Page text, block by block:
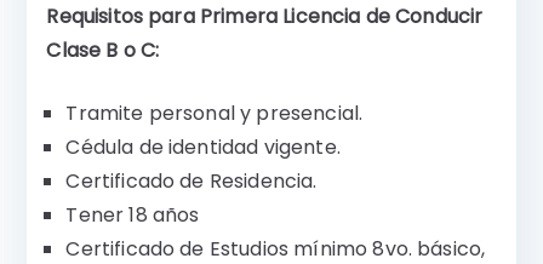
Requisitos para Primera Licencia de Conducir
Clase B o C:
Tramite personal y presencial.
Cédula de identidad vigente.
Certificado de Residencia.
Tener 18 años
Certificado de Estudios mínimo 8vo. básico,